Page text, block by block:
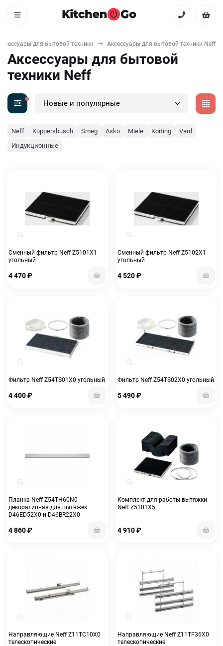
для бытовой техники Аксессуары для бытовой техники Neff
Аксессуары для бытовой
техники Neff
Новые и популярные
Neff Kuppersbusch Smeg Asko Miele Korting
Vard
Индукционные
Сменный фильтр Neff Z5101X1
угольный
4 470₽
Сменный фильтр Neff Z5102X1
угольный
4 520₽
Фильтр Neff Z54TS01X0 угольный
4 400₽
Фильтр Neff Z54TS02X0 угольный
5 490₽
Планка Neff Z54TH60N0
декоративная для вытяжек
D46ED52X0 и D46BR22X0
4 860₽
Комплект для работы вытяжки
Neff Z5101X5
4 910₽
Направляющие Neff Z11TC10X0
телескопические
Направляющие Neff Z11TF36X0
телескопические